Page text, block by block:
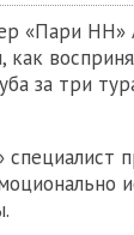
«Пари НН»
как
за три
специалист